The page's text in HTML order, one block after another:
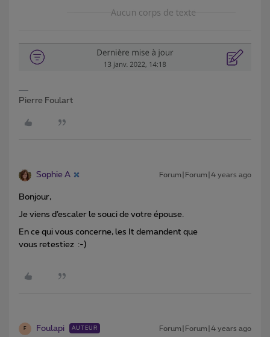
Pierre Foulart
Sophie A Forum|Forum|4 years ago
Bonjour,
Je viens d’escaler le souci de votre épouse.
En ce qui vous concerne, les It demandent que
vous retestiez :-)
F Foulapi AUTEUR Forum|Forum|4 years ago